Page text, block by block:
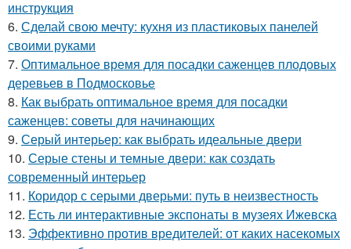
инструкция
6. Сделай свою мечту: кухня из пластиковых панелей
своими руками
7. Оптимальное время для посадки саженцев плодовых
деревьев в Подмосковье
8. Как выбрать оптимальное время для посадки
саженцев: советы для начинающих
9. Серый интерьер: как выбрать идеальные двери
10. Серые стены и темные двери: как создать
современный интерьер
11. Коридор с серыми дверьми: путь в неизвестность
12. Есть ли интерактивные экспонаты в музеях Ижевска
13. Эффективно против вредителей: от каких насекомых